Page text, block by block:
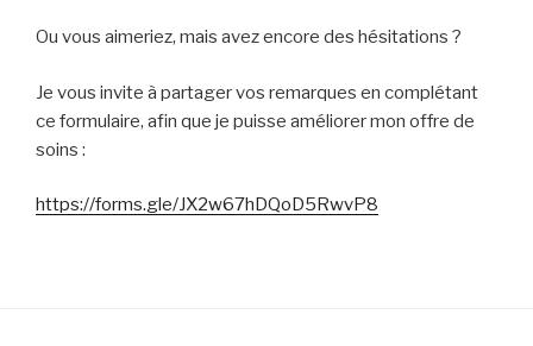
Ou vous aimeriez, mais avez encore des hésitations ?
Je vous invite à partager vos remarques en complétant
ce formulaire, afin que je puisse améliorer mon offre de
soins :
https://forms.gle/JX2w67hDQoD5RwvP8